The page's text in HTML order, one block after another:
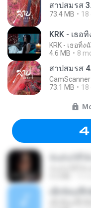
สาปสมรส
73.4 MB 18
KRK - เธอ
KRK - เธอทิ้ง
4.6 MB
8
สาปสมรส
CamScanner
73.1 MB
18